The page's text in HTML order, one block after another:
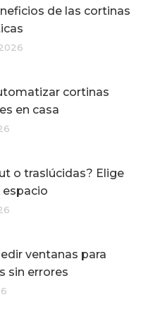
de las cortinas
cortinas
en casa
o traslúcidas? Elige
espacio
ventanas para
sin errores